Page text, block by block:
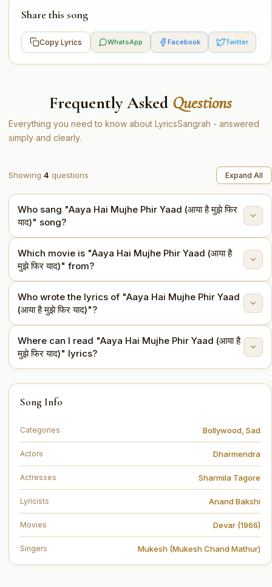
Share this song
Copy Lyrics WhatsApp Facebook Twitter
Frequently Asked Questions
Everything you need to know about LyricsSangrah - answered
simply and clearly.
Showing 4 questions Expand All
Who sang "Aaya Hai Mujhe Phir Yaad (आया है मुझे फिर
याद)" song?
"Aaya Hai Mujhe Phir Yaad (आया है मुझे फिर याद)" is sung
by Mukesh (Mukesh Chand Mathur).
Which movie is "Aaya Hai Mujhe Phir Yaad (आया है
मुझे फिर याद)" from?
This song is from the movie Devar (1966).
Who wrote the lyrics of "Aaya Hai Mujhe Phir Yaad
(आया है मुझे फिर याद)"?
The lyrics are written by Anand Bakshi.
Where can I read "Aaya Hai Mujhe Phir Yaad (आया है
मुझे फिर याद)" lyrics?
You can read the full lyrics of "Aaya Hai Mujhe Phir
Yaad (आया है मुझे फिर याद)" on this page.
Song Info
Categories Bollywood Sad
Actors Dharmendra
Actresses Sharmila Tagore
Lyricists Anand Bakshi
Movies Devar (1966)
Singers Mukesh (Mukesh Chand Mathur)